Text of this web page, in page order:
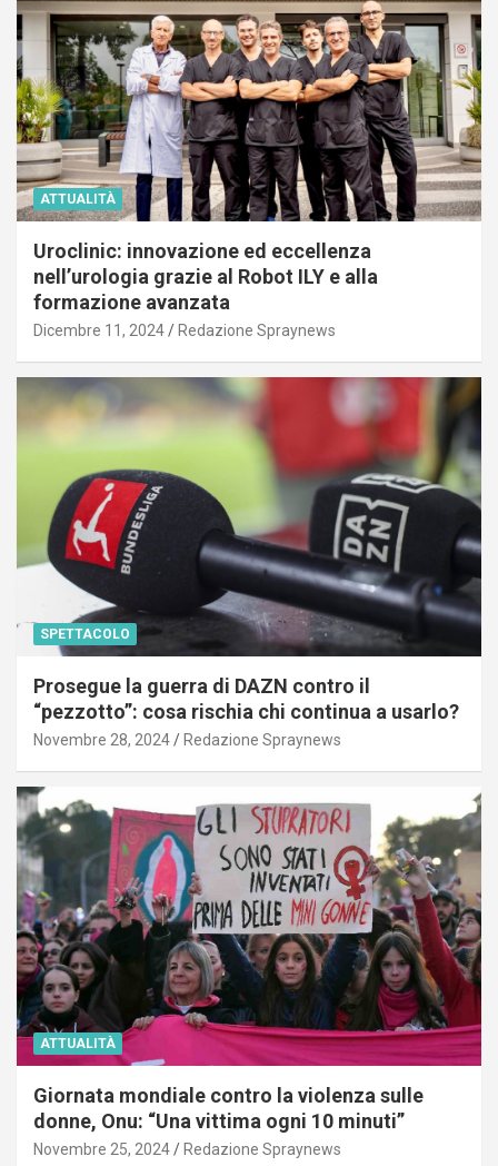
ATTUALITÀ
Uroclinic: innovazione ed eccellenza
nell’urologia grazie al Robot ILY e alla
formazione avanzata
Dicembre 11, 2024 Redazione Spraynews
SPETTACOLO
Prosegue la guerra di DAZN contro il
“pezzotto”: cosa rischia chi continua a usarlo?
Novembre 28, 2024 Redazione Spraynews
ATTUALITÀ
Giornata mondiale contro la violenza sulle
donne, Onu: “Una vittima ogni 10 minuti”
Novembre 25, 2024 Redazione Spraynews